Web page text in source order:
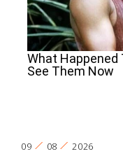
09 08 2026